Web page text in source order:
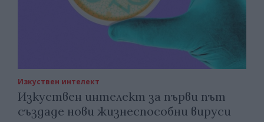
Изкуствен интелект
Изкуствен интелект за първи път
създаде нови жизнеспособни вируси